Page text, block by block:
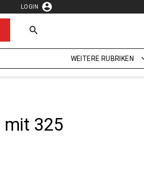
LOGIN
WEITERE RUBRIKEN
mit 325